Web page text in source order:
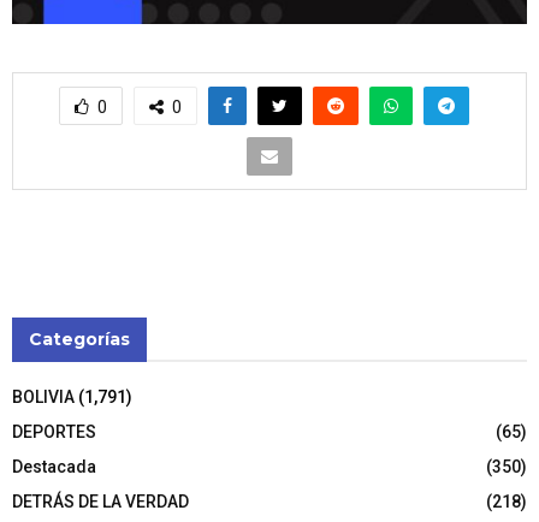
0 0
Categorías
BOLIVIA (1,791)
DEPORTES
(65)
Destacada
(350)
DETRÁS DE LA VERDAD
(218)